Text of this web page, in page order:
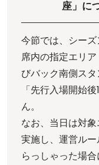
座」に
今節では、シー
席内の指定エリ
びバック南側ス
「先行入場開始
ん。
なお、当日は対
実施し、運営ル
らっしゃった場